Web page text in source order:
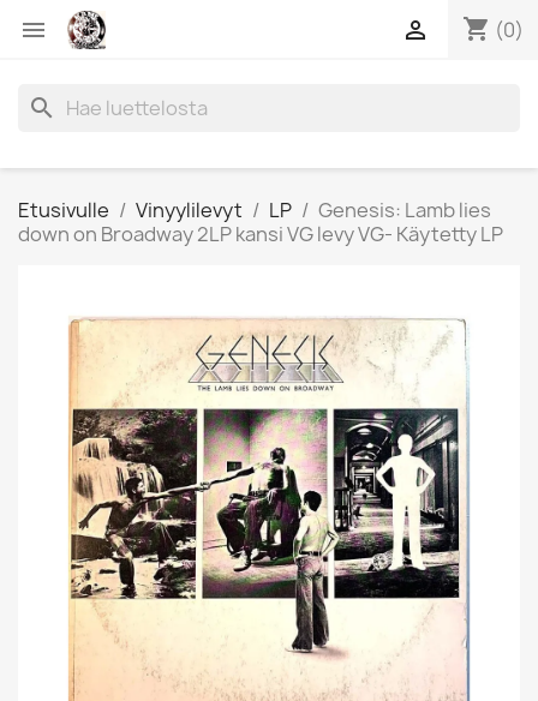
 shopping_cart (0)

search
Etusivulle Vinyylilevyt LP
Genesis: Lamb lies
down on Broadway 2LP kansi VG levy VG- Käytetty LP